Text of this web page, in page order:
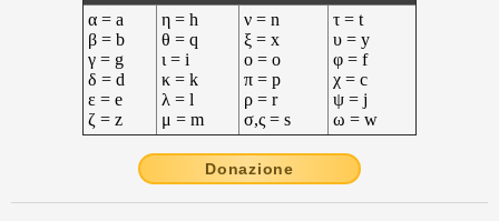
α = a
β = b
γ = g
δ = d
ε = e
ζ = z
η = h
θ = q
ι = i
κ = k
λ = l
μ = m
ν = n
ξ = x
ο = o
π = p
ρ = r
σ,ς = s
τ = t
υ = y
φ = f
χ = c
ψ = j
ω = w
Donazione